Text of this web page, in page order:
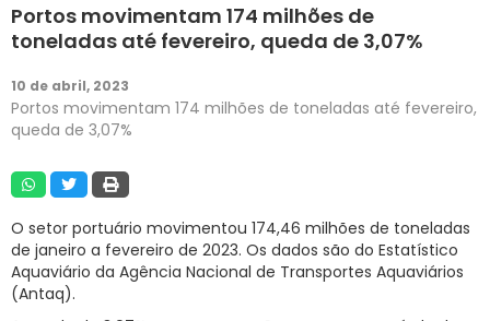
PUBLICAÇÕES
CURSOS E EVENTOS
SEST SENAT
RNTRC
CONTATO
Portos movimentam 174 milhões de
toneladas até fevereiro, queda de 3,07%
10 de abril, 2023
Portos movimentam 174 milhões de toneladas até fevereiro,
queda de 3,07%
O setor portuário movimentou 174,46 milhões de toneladas
de janeiro a fevereiro de 2023. Os dados são do Estatístico
Aquaviário da Agência Nacional de Transportes Aquaviários
(Antaq).